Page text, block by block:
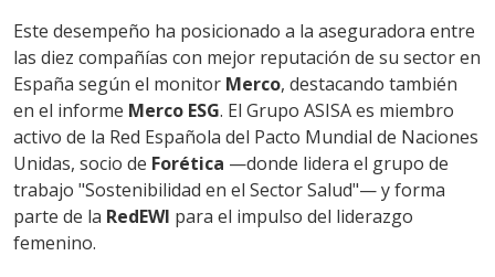
Este desempeño ha posicionado a la aseguradora entre
las diez compañías con mejor reputación de su sector en
España según el monitor Merco, destacando también
en el informe Merco ESG. El Grupo ASISA es miembro
activo de la Red Española del Pacto Mundial de Naciones
Unidas, socio de Forética —donde lidera el grupo de
trabajo "Sostenibilidad en el Sector Salud"— y forma
parte de la RedEWI para el impulso del liderazgo
femenino.